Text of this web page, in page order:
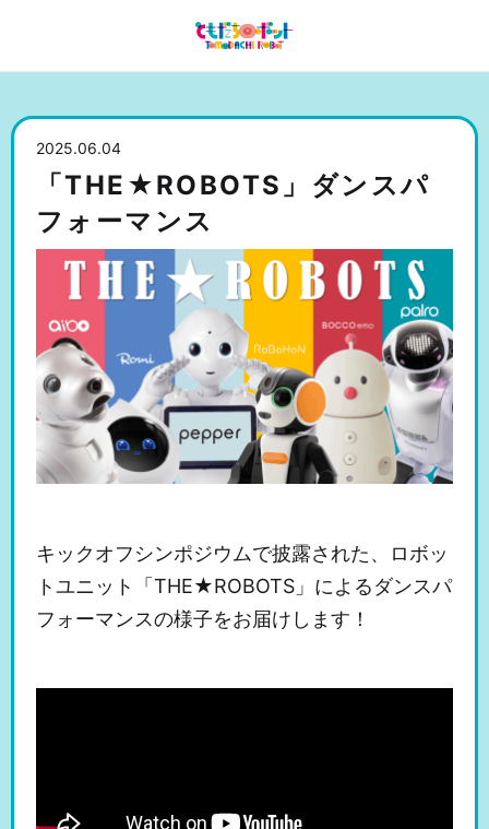
2025.06.04
「THE★ROBOTS」ダンスパ
フォーマンス
キックオフシンポジウムで披露された、ロボッ
トユニット「THE★ROBOTS」によるダンスパ
フォーマンスの様子をお届けします！